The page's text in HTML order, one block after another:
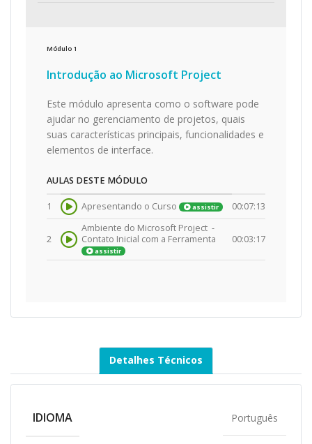
Módulo 1
Introdução ao Microsoft Project
Este módulo apresenta como o software pode
ajudar no gerenciamento de projetos, quais
suas características principais, funcionalidades e
elementos de interface.
AULAS DESTE MÓDULO
1 Apresentando o Curso assistir 00:07:13
2
Ambiente do Microsoft Project -
Contato Inicial com a Ferramenta
assistir
00:03:17
Detalhes Técnicos
IDIOMA Português